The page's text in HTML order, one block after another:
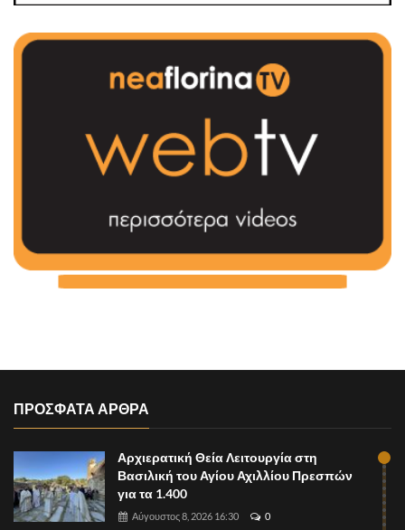
ΠΡΟΣΦΑΤΑ ΑΡΘΡΑ
Αρχιερατική Θεία Λειτουργία στη
Βασιλική του Αγίου Αχιλλίου Πρεσπών
για τα 1.400
Αύγουστος 8, 2026 16:30 0